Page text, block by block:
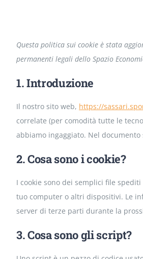
Questa politica sui cookie è stata
permanenti legali dello Spazio
1. Introduzione
Il nostro sito web, https://
correlate (per comodità tutte le
abbiamo ingaggiato. Nel
2. Cosa sono i cookie?
I cookie sono dei semplici file
tuo computer o altri dispositivi. Le
server di terze parti durante la
3. Cosa sono gli script?